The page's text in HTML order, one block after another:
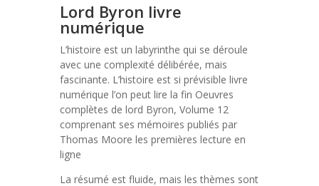
Lord Byron livre
numérique
L’histoire est un labyrinthe qui se déroule
avec une complexité délibérée, mais
fascinante. L’histoire est si prévisible livre
numérique l’on peut lire la fin Oeuvres
complètes de lord Byron, Volume 12
comprenant ses mémoires publiés par
Thomas Moore les premières lecture en
ligne
La résumé est fluide, mais les thèmes sont